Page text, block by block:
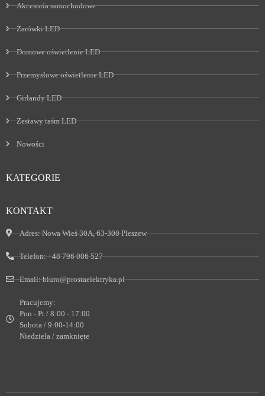
Akcesoria samochodowe
Żarówki LED
Domowe oświetlenie LED
Przemysłowe oświetlenie LED
Girlandy LED
Zestawy taśm LED
Nowości
KATEGORIE
KONTAKT
Adres:Nowa Wieś 30A, 63-300 Pleszew
Telefon:+48 796 006 527
Email:biuro@prostaelektryka.pl
Pracujemy:
Pon - Pt / 8:00 - 17:00
Sobota / 9:00-14:00
Niedziela / zamknięte